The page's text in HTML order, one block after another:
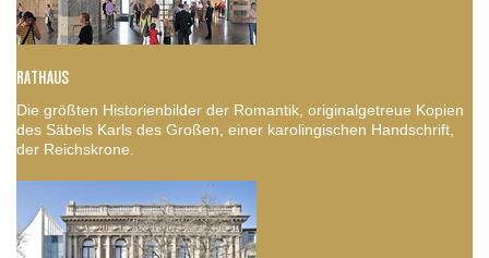
RATHAUS
Die größten Historienbilder der Romantik, originalgetreue Kopien
des Säbels Karls des Großen, einer karolingischen Handschrift,
der Reichskrone.